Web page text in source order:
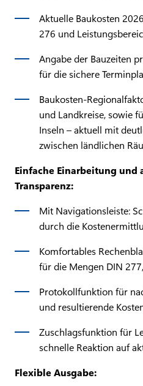
Aktuelle Baukosten
276 und
Angabe der Bauzeiten
für die sichere
Baukosten-
und Landkreise, sowie
Inseln – aktuell mit
zwischen ländlichen
Einfache Einarbeitung und
Transparenz:
Mit Navigationsleiste:
durch die
Komfortables
für die Mengen DIN
Protokollfunktion für
und resultierende
Zuschlagsfunktion für
schnelle Reaktion auf
Flexible Ausgabe: